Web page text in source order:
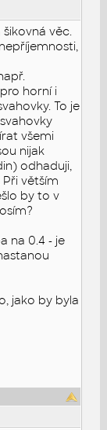
věc.
horní i
To je
všemi
nijak
odhaduji,
větším
by to v
na 0.4 - je
jako by byla